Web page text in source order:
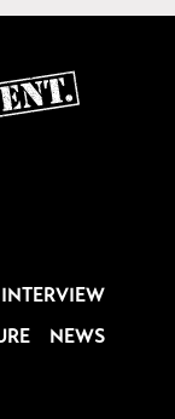
INTERVIEW
NEWS